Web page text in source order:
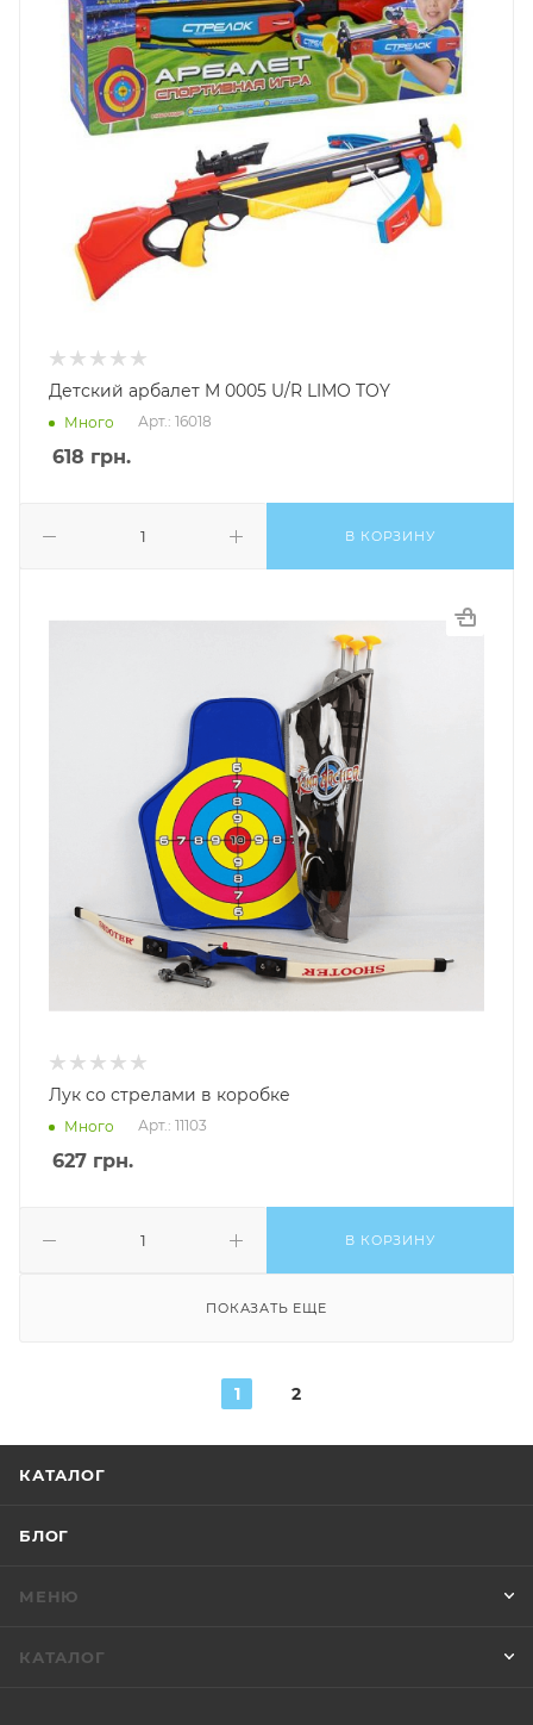
Детский арбалет M 0005 U/R LIMO TOY
Много Арт.: 16018
618 грн.
В КОРЗИНУ
Лук со стрелами в коробке
Много Арт.: 11103
627 грн.
В КОРЗИНУ
ПОКАЗАТЬ ЕЩЕ
1 2
КАТАЛОГ
БЛОГ
МЕНЮ
КАТАЛОГ